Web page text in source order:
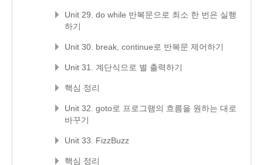
Unit 29. do while 반복문으로 최소 한 번은 실행
하기
Unit 30. break, continue로 반복문 제어하기
Unit 31. 계단식으로 별 출력하기
핵심 정리
Unit 32. goto로 프로그램의 흐름을 원하는 대로
바꾸기
Unit 33. FizzBuzz
핵심 정리